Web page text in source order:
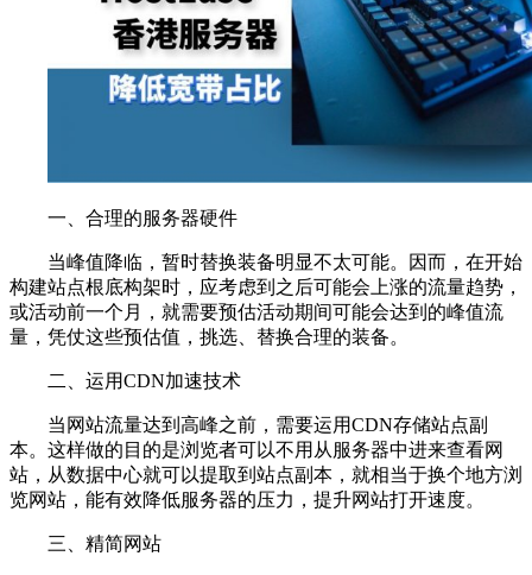
一、合理的服务器硬件
当峰值降临，暂时替换装备明显不太可能。因而，在开始
构建站点根底构架时，应考虑到之后可能会上涨的流量趋势，
或活动前一个月，就需要预估活动期间可能会达到的峰值流
量，凭仗这些预估值，挑选、替换合理的装备。
二、运用CDN加速技术
当网站流量达到高峰之前，需要运用CDN存储站点副
本。这样做的目的是浏览者可以不用从服务器中进来查看网
站，从数据中心就可以提取到站点副本，就相当于换个地方浏
览网站，能有效降低服务器的压力，提升网站打开速度。
三、精简网站